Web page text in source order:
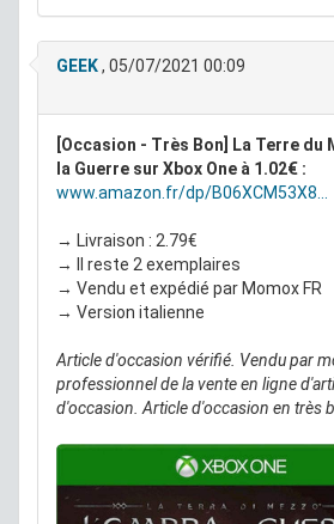
GEEK, 05/07/2021 00:09
[Occasion - Très Bon] La Terre du
la Guerre sur Xbox One à 1.02€ :
www.amazon.fr/dp/B06XCM53X8...
→ Livraison : 2.79€
→ Il reste 2 exemplaires
→ Vendu et expédié par Momox FR
→ Version italienne
Article d'occasion vérifié. Vendu par
professionnel de la vente en ligne
d'occasion. Article d'occasion en très